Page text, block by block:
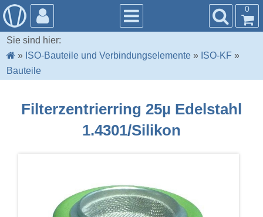
0
Sie sind hier:
» ISO-Bauteile und Verbindungselemente » ISO-KF »
Bauteile
Filterzentrierring 25µ Edelstahl
1.4301/Silikon